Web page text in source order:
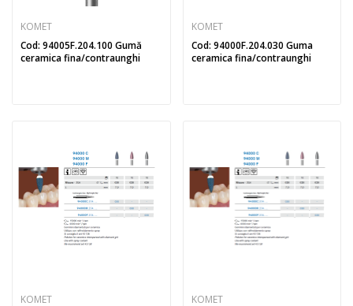
KOMET
Cod: 94005F.204.100 Gumă
ceramica fina/contraunghi
KOMET
Cod: 94000F.204.030 Guma
ceramica fina/contraunghi
KOMET
KOMET